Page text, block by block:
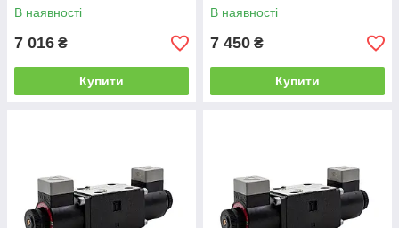
В наявності
7 016 ₴
Купити
В наявності
7 450 ₴
Купити